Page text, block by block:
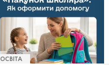
ОСВІТА